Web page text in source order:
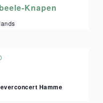
Knapen
Hamme